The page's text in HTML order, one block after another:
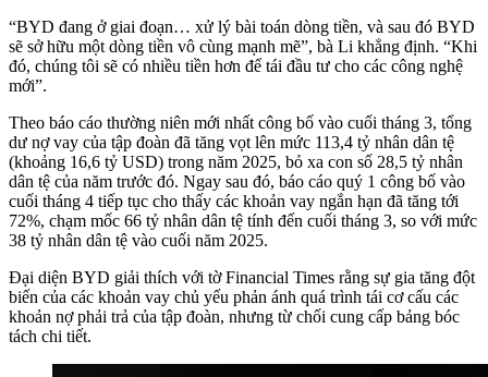
“BYD đang ở giai đoạn… xử lý bài toán dòng tiền, và sau đó BYD
sẽ sở hữu một dòng tiền vô cùng mạnh mẽ”, bà Li khẳng định. “Khi
đó, chúng tôi sẽ có nhiều tiền hơn để tái đầu tư cho các công nghệ
mới”.
Theo báo cáo thường niên mới nhất công bố vào cuối tháng 3, tổng
dư nợ vay của tập đoàn đã tăng vọt lên mức 113,4 tỷ nhân dân tệ
(khoảng 16,6 tỷ USD) trong năm 2025, bỏ xa con số 28,5 tỷ nhân
dân tệ của năm trước đó. Ngay sau đó, báo cáo quý 1 công bố vào
cuối tháng 4 tiếp tục cho thấy các khoản vay ngắn hạn đã tăng tới
72%, chạm mốc 66 tỷ nhân dân tệ tính đến cuối tháng 3, so với mức
38 tỷ nhân dân tệ vào cuối năm 2025.
Đại diện BYD giải thích với tờ Financial Times rằng sự gia tăng đột
biến của các khoản vay chủ yếu phản ánh quá trình tái cơ cấu các
khoản nợ phải trả của tập đoàn, nhưng từ chối cung cấp bảng bóc
tách chi tiết.